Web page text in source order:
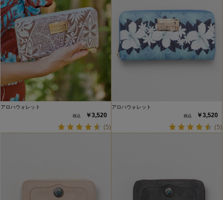
アロハウォレット
￥3,520
(5)
アロハウォレット
￥3,520
(5)